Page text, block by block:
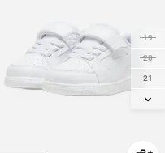
19
20
21
22